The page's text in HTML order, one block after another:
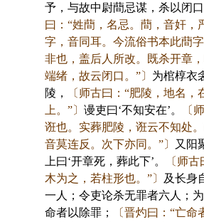
予，与故中尉蕳忌谋，杀以闭口
曰：“姓蕳，名忌。蕳，音奸，
字，音同耳。今流俗书本此蕳字
非也，盖后人所改。既杀开章
端绪，故云闭口。”〕 为棺椁衣
陵，
〔师古曰：“肥陵，地名，
上。”〕 谩吏曰‘不知安在’。
〔
诳也。实葬肥陵，诳云不知处
音莫连反。次下亦同。”〕
又阳
上曰‘开章死，葬此下’。
〔师
木为之，若柱形也。”〕
及长身
一人；令吏论杀无罪者六人；
命者以除罪；
〔晋灼曰：“亡命